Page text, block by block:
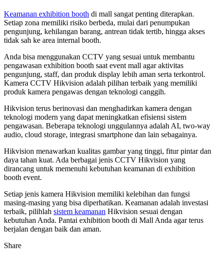
Keamanan exhibition booth di mall sangat penting diterapkan.
Setiap zona memiliki risiko berbeda, mulai dari penumpukan
pengunjung, kehilangan barang, antrean tidak tertib, hingga akses
tidak sah ke area internal booth.
Anda bisa menggunakan CCTV yang sesuai untuk membantu
pengawasan exhibition booth saat event mall agar aktivitas
pengunjung, staff, dan produk display lebih aman serta terkontrol.
Kamera CCTV Hikvision adalah pilihan terbaik yang memiliki
produk kamera pengawas dengan teknologi canggih.
Hikvision terus berinovasi dan menghadirkan kamera dengan
teknologi modern yang dapat meningkatkan efisiensi sistem
pengawasan. Beberapa teknologi unggulannya adalah AI, two-way
audio, cloud storage, integrasi smartphone dan lain sebagainya.
Hikvision menawarkan kualitas gambar yang tinggi, fitur pintar dan
daya tahan kuat. Ada berbagai jenis CCTV Hikvision yang
dirancang untuk memenuhi kebutuhan keamanan di exhibition
booth event.
Setiap jenis kamera Hikvision memiliki kelebihan dan fungsi
masing-masing yang bisa diperhatikan. Keamanan adalah investasi
terbaik, pilihlah sistem keamanan Hikvision sesuai dengan
kebutuhan Anda. Pantai exhibition booth di Mall Anda agar terus
berjalan dengan baik dan aman.
Share